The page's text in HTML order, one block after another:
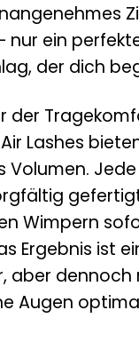
nur ein
der dich
der
Air Lashes
Volumen.
Wimpern
Ergebnis ist
aber dennoch
Augen